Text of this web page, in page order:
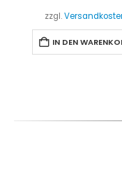
zzgl.
IN DEN